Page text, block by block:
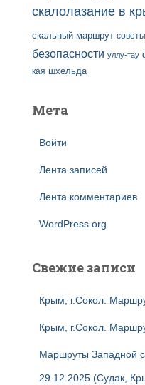
скалолазание в
скальный маршрут
безопасности уллу-тау
кая шхельда
Мета
Войти
Лента записей
Лента комментариев
WordPress.org
Свежие записи
Крым, г.Сокол.
Крым, г.Сокол.
Маршруты Западной
29.12.2025 (Судак,